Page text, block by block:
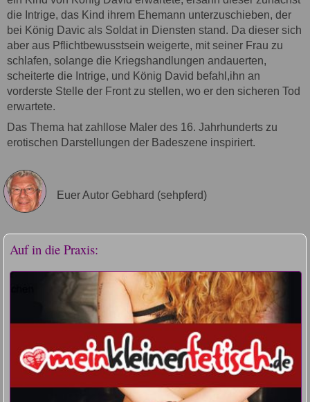
die Intrige, das Kind ihrem Ehemann unterzuschieben, der
bei König Davic als Soldat in Diensten stand. Da dieser sich
aber aus Pflichtbewusstsein weigerte, mit seiner Frau zu
schlafen, solange die Kriegshandlungen andauerten,
scheiterte die Intrige, und König David befahl,ihn an
vorderste Stelle der Front zu stellen, wo er den sicheren Tod
erwartete.
Das Thema hat zahllose Maler des 16. Jahrhunderts zu
erotischen Darstellungen der Badeszene inspiriert.
Euer Autor Gebhard (sehpferd)
Auf in die Praxis: